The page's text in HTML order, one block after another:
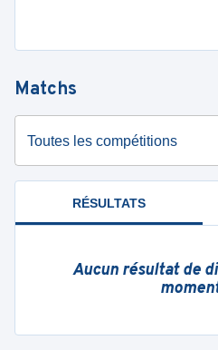
Matchs
Toutes les compétitions
RÉSULTATS
Aucun résultat de